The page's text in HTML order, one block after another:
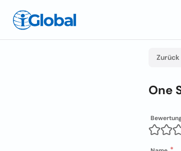
Zurück
One